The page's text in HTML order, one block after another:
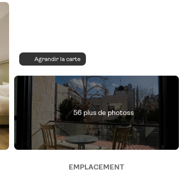
Agrandir la carte
56 plus de photoss
EMPLACEMENT